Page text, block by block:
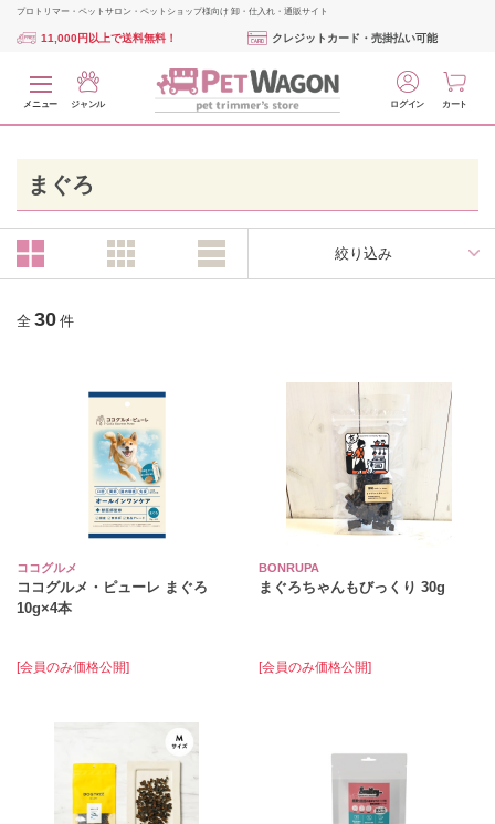
プロトリマー・ペットサロン・ペットショップ様向け 卸・仕入れ・通販サイト
11,000円以上で送料無料！ クレジットカード・売掛払い可能
メニュー ジャンル ログイン カート
まぐろ
絞り込み
全 30 件
ココグルメ
ココグルメ・ピューレ まぐろ
10g×4本
[会員のみ価格公開]
BONRUPA
まぐろちゃんもびっくり 30g
[会員のみ価格公開]